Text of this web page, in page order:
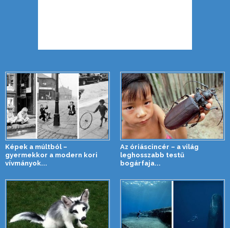
Képek a múltból –
gyermekkor a modern kori
vívmányok...
Az óriáscincér – a világ
leghosszabb testű
bogárfaja...